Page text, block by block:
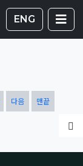
ENG 게시판
다음 맨끝